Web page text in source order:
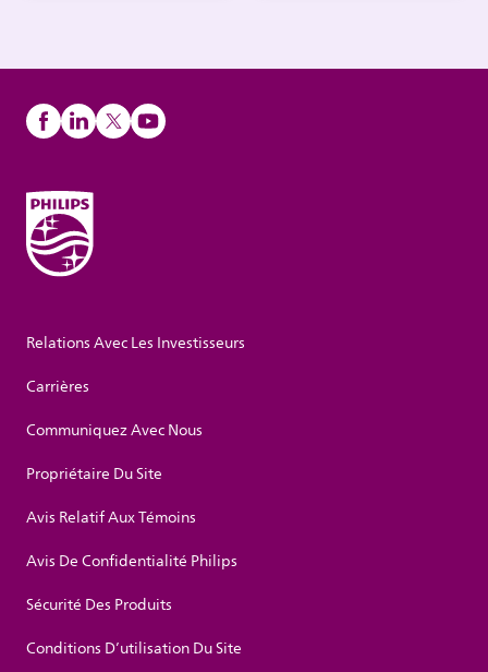
Relations Avec Les Investisseurs
Carrières
Communiquez Avec Nous
Propriétaire Du Site
Avis Relatif Aux Témoins
Avis De Confidentialité Philips
Sécurité Des Produits
Conditions D’utilisation Du Site